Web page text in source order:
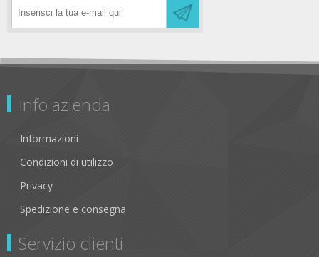
Info azienda
Informazioni
Condizioni di utilizzo
Privacy
Spedizione e consegna
Servizio clienti